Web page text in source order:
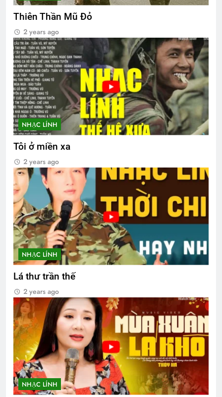
Thiên Thần Mũ Đỏ
2 years ago
NHẠC LÍNH
Tôi ở miền xa
2 years ago
NHẠC LÍNH
Lá thư trần thế
2 years ago
NHẠC LÍNH